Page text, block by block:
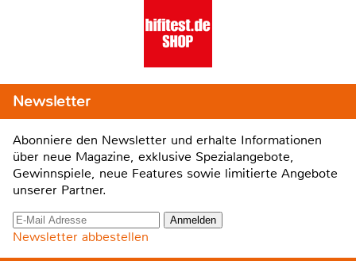
Newsletter
Abonniere den Newsletter und erhalte Informationen
über neue Magazine, exklusive Spezialangebote,
Gewinnspiele, neue Features sowie limitierte Angebote
unserer Partner.
Newsletter abbestellen